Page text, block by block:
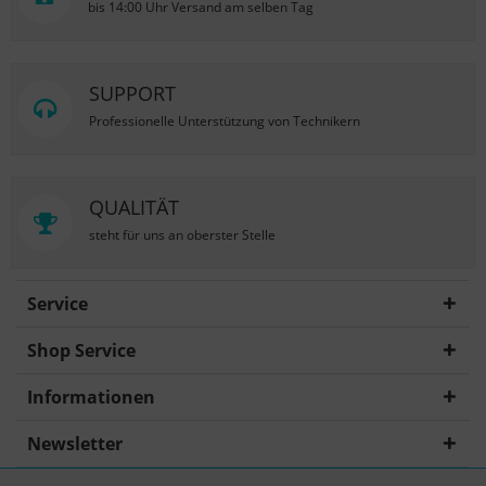
bis 14:00 Uhr Versand am selben Tag
SUPPORT
Professionelle Unterstützung von Technikern
QUALITÄT
steht für uns an oberster Stelle
Service
Shop Service
Informationen
Newsletter